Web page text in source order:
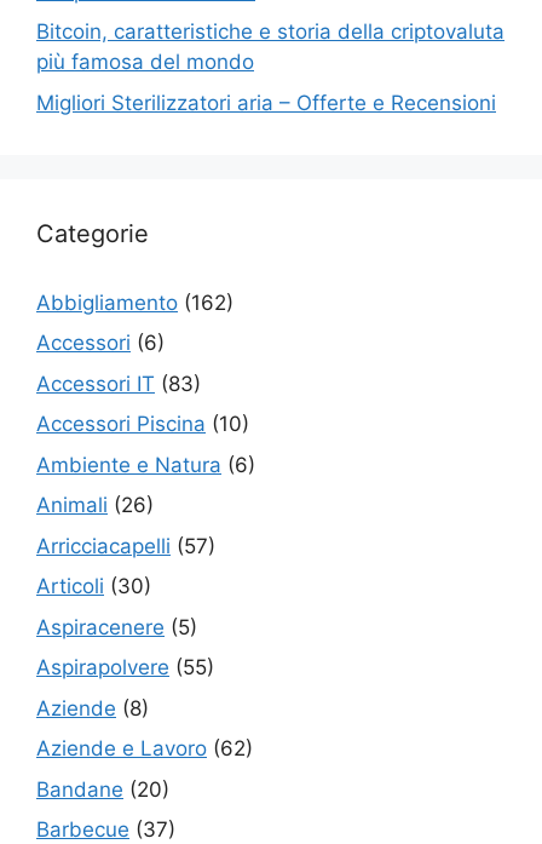
Bitcoin, caratteristiche e storia della criptovaluta
più famosa del mondo
Migliori Sterilizzatori aria – Offerte e Recensioni
Categorie
Abbigliamento (162)
Accessori (6)
Accessori IT (83)
Accessori Piscina (10)
Ambiente e Natura (6)
Animali (26)
Arricciacapelli (57)
Articoli (30)
Aspiracenere (5)
Aspirapolvere (55)
Aziende (8)
Aziende e Lavoro (62)
Bandane (20)
Barbecue (37)